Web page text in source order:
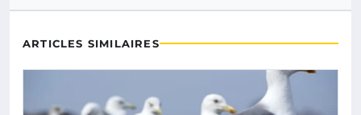
ARTICLES SIMILAIRES